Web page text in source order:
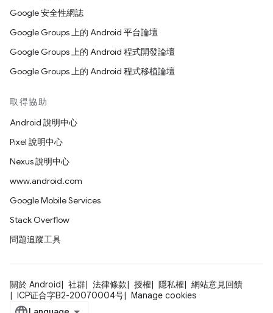
Google 安全性網誌
Google Groups 上的 Android 平台論壇
Google Groups 上的 Android 程式開發論壇
Google Groups 上的 Android 程式移植論壇
取得協助
Android 說明中心
Pixel 說明中心
Nexus 說明中心
www.android.com
Google Mobile Services
Stack Overflow
問題追蹤工具
關於 Android 社群 法律條款 授權 隱私權
網站意見回饋
ICP证合字B2-20070004号
Manage cookies